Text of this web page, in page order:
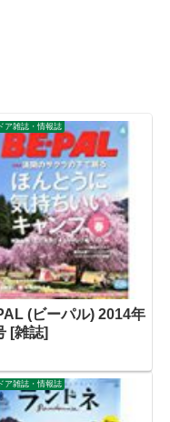
ア雑誌・情報誌
(ビーパル) 2014年
[雑誌]
ア雑誌・情報誌